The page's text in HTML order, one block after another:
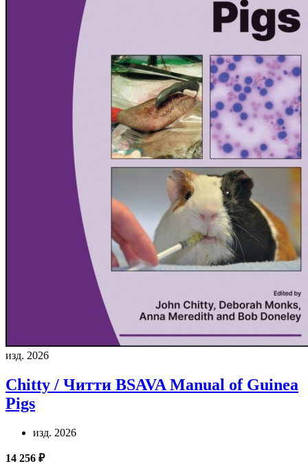
изд. 2026
Chitty / Читти BSAVA Manual of Guinea
Pigs
изд. 2026
14 256 ₽